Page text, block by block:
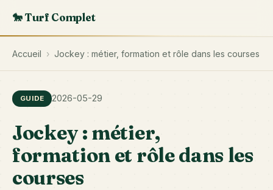
🐎 Turf Complet
Accueil › Jockey : métier, formation et rôle dans les courses
GUIDE 2026-05-29
Jockey : métier,
formation et rôle dans les
courses